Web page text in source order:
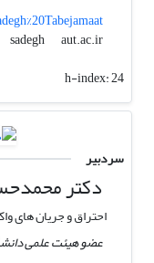
sadegh
aut.ac.ir
h-index:24
سردبیر
دکتر
احتراق و جریان های
عضو هیئت علمی